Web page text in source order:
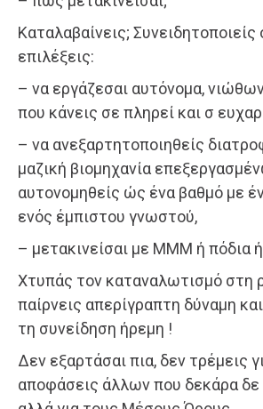
Καταλαβαίνεις; Συνειδητοποιείς
επιλέξεις:
– να εργάζεσαι αυτόνομα,
που κάνεις σε πληρεί και σ
– να ανεξαρτητοποιηθείς
μαζική βιομηχανία
αυτονομηθείς ώς ένα βαθμό με
ενός έμπιστου γνωστού,
– μετακινείσαι με ΜΜΜ ή πόδια
Χτυπάς τον καταναλωτισμό στη
παίρνεις απερίγραπτη δύναμη
τη συνείδηση ήρεμη !
Δεν εξαρτάσαι πια, δεν τρέμεις
αποφάσεις άλλων που δεκάρα δε